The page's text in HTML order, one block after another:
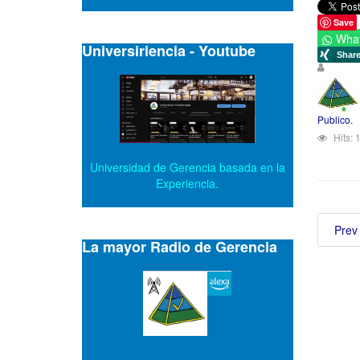
Save
Publico.
Hits:
Prev
Universiriencia - Youtube
Universidad de Gerencia basada en la
Experiencia.
La mayor Radio de Gerencia